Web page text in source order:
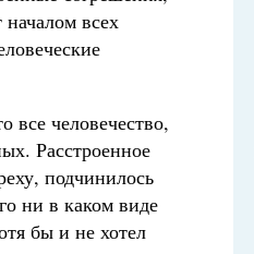
всех
все человечество,
Расстроенное
подчинилось
ни в каком виде
бы и не хотел